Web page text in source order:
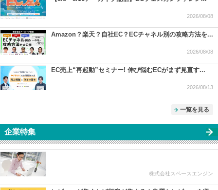
2026/08/08
Amazon？楽天？自社EC？ECチャネル別の攻略方法を...
2026/08/08
EC売上“再起動”セミナー! 伸び悩むECがまず見直す...
2026/08/13
一覧を見る
企業特集
株式会社スペースエンジン